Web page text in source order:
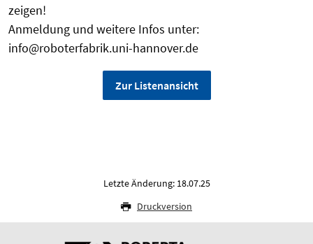
zeigen!
Anmeldung und weitere Infos unter:
info@roboterfabrik.uni-hannover.de
Zur Listenansicht
Letzte Änderung: 18.07.25
Druckversion